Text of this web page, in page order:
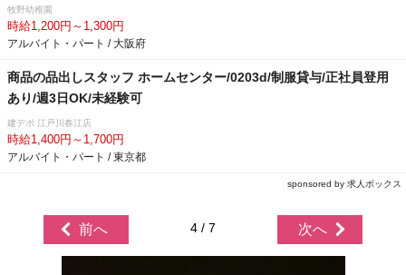
牧野幼稚園
時給1,200円～1,300円
アルバイト・パート / 大阪府
商品の品出しスタッフ ホームセンター/0203d/制服貸与/正社員登用
あり/週3日OK/未経験可
建デポ 江戸川春江店
時給1,400円～1,700円
アルバイト・パート / 東京都
sponsored by 求人ボックス
前へ 4 / 7 次へ